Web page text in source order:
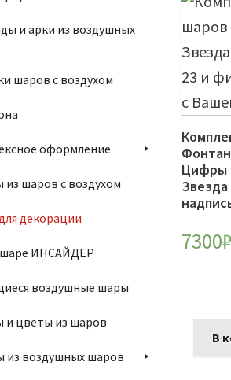
Цифры
7300
В
и арки из воздушных
шаров с воздухом
оформление
из шаров с воздухом
декорации
ИНСАЙДЕР
воздушные шары
и цветы из шаров
из воздушных шаров